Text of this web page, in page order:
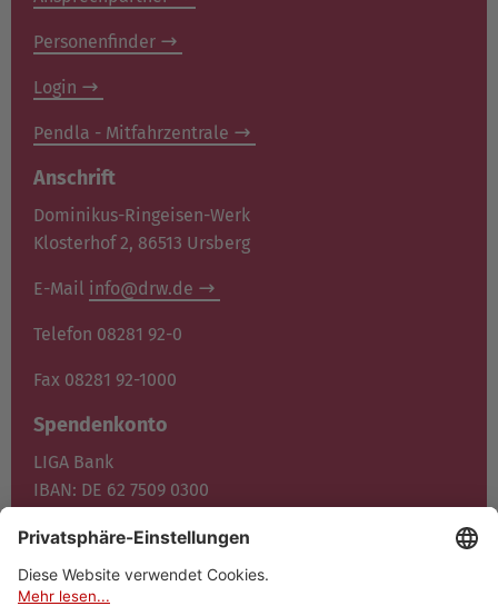
Personenfinder
Login
Pendla - Mitfahrzentrale
Anschrift
Dominikus-Ringeisen-Werk
Klosterhof 2, 86513 Ursberg
E-Mail info@drw.de
Telefon 08281 92-0
Fax 08281 92-1000
Spendenkonto
LIGA Bank
IBAN: DE 62 7509 0300
BIC: GENO DE F1M05
Jetzt spenden